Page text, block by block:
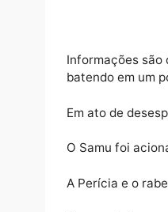
descarga
Porto
batendo em